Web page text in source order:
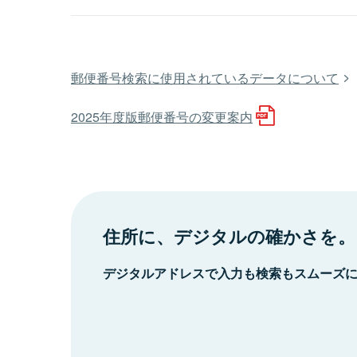
郵便番号検索に使用されているデータについて
2025年度版郵便番号の変更案内
住所に、デジタルの確かさを。
デジタルアドレスで入力も検索もスムーズ